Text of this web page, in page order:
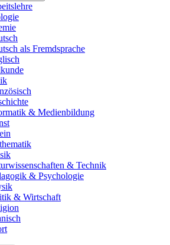
als Fremdsprache
& Medienbildung
& Technik
& Psychologie
& Wirtschaft